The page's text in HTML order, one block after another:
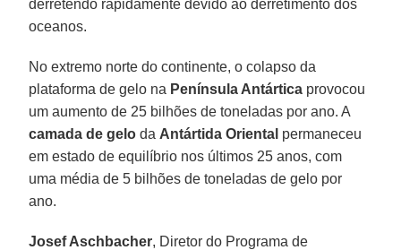
derretendo rapidamente devido ao derretimento dos
oceanos.
No extremo norte do continente, o colapso da
plataforma de gelo na Península Antártica provocou
um aumento de 25 bilhões de toneladas por ano. A
camada de gelo da Antártida Oriental permaneceu
em estado de equilíbrio nos últimos 25 anos, com
uma média de 5 bilhões de toneladas de gelo por
ano.
Josef Aschbacher, Diretor do Programa de